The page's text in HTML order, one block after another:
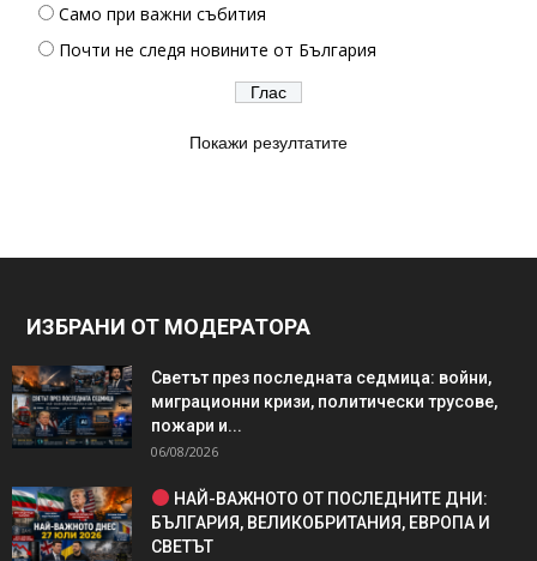
Само при важни събития
Почти не следя новините от България
Покажи резултатите
ИЗБРАНИ ОТ МОДЕРАТОРА
Светът през последната седмица: войни,
миграционни кризи, политически трусове,
пожари и...
06/08/2026
НАЙ-ВАЖНОТО ОТ ПОСЛЕДНИТЕ ДНИ:
БЪЛГАРИЯ, ВЕЛИКОБРИТАНИЯ, ЕВРОПА И
СВЕТЪТ